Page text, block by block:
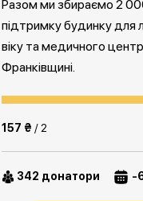
Разом ми збираємо 2
підтримку будинку для
віку та медичного
Франківщині.
157 ₴ / 2
342 донатори -